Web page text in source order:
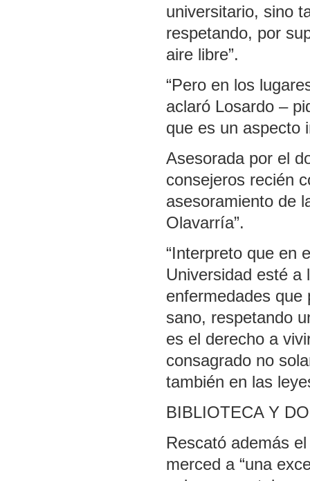
universitario, sino
respetando, por
aire libre”.
“Pero en los
aclaró Losardo –
que es un aspecto
Asesorada por el
consejeros recién
asesoramiento de
Olavarría”.
“Interpreto que en
Universidad esté a
enfermedades que
sano, respetando
es el derecho a
consagrado no
también en las
BIBLIOTECA Y
Rescató además
merced a “una